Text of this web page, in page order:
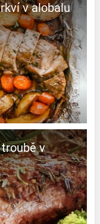
v alobalu
v